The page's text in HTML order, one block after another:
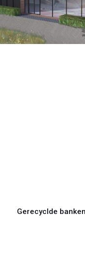
Gerecyclde